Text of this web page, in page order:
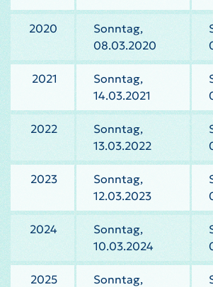
2020
Sonntag,
08.03.2020
2021
Sonntag,
14.03.2021
2022
Sonntag,
13.03.2022
2023
Sonntag,
12.03.2023
2024
Sonntag,
10.03.2024
2025
Sonntag,